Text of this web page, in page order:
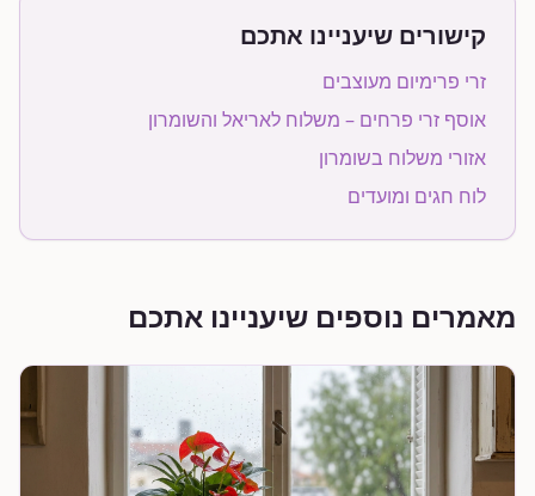
קישורים שיעניינו אתכם
זרי פרימיום מעוצבים
אוסף זרי פרחים – משלוח לאריאל והשומרון
אזורי משלוח בשומרון
לוח חגים ומועדים
מאמרים נוספים שיעניינו אתכם